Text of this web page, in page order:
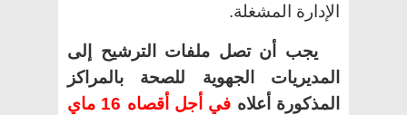
الإدارة المشغلة.
يجب أن تصل ملفات الترشيح إلى
المديريات الجهوية للصحة بالمراكز
المذكورة أعلاه
في أجل أقصاه 16 ماي